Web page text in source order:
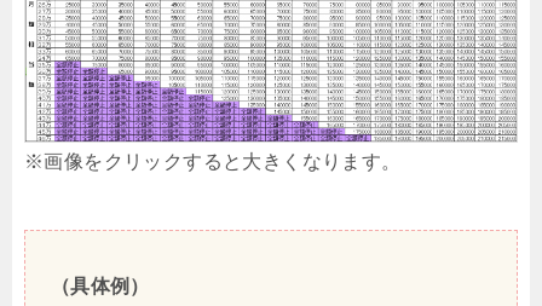
※画像をクリックすると大きくなります。
（具体例）